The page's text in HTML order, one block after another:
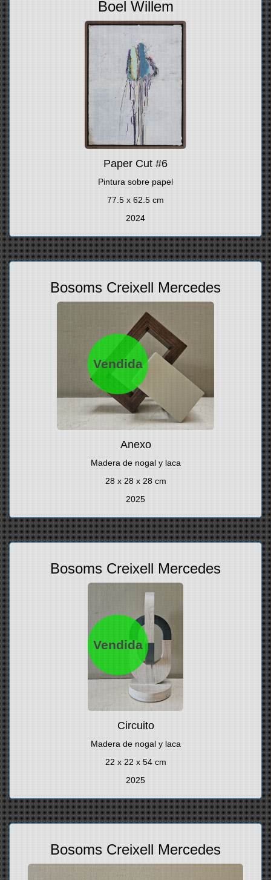
Boel Willem
Paper Cut #6
Pintura sobre papel
77.5 x 62.5 cm
2024
Vendida
Bosoms Creixell Mercedes
Anexo
Madera de nogal y laca
28 x 28 x 28 cm
2025
Vendida
Bosoms Creixell Mercedes
Circuito
Madera de nogal y laca
22 x 22 x 54 cm
2025
Bosoms Creixell Mercedes